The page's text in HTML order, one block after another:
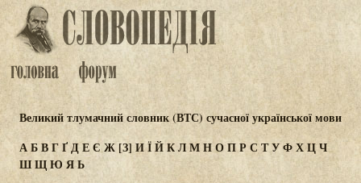
Великий тлумачний словник (ВТС) сучасної української мови
АБВГҐДЕЄ Ж[З] ИЇЙКЛМНОПР СТУФХЦЧ
ШЩЮЯЬ